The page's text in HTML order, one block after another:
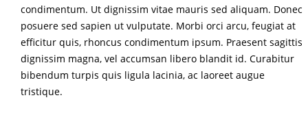
condimentum. Ut dignissim vitae mauris sed aliquam. Donec
posuere sed sapien ut vulputate. Morbi orci arcu, feugiat at
efficitur quis, rhoncus condimentum ipsum. Praesent sagittis
dignissim magna, vel accumsan libero blandit id. Curabitur
bibendum turpis quis ligula lacinia, ac laoreet augue
tristique.